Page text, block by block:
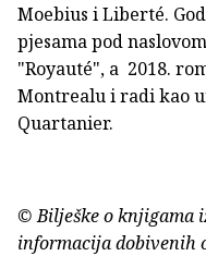
Moebius i Liberté.
pjesama pod
"Royauté", a 2018.
Montrealu i radi kao
Quartanier.
© Bilješke o knjigama
informacija dobivenih